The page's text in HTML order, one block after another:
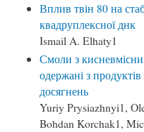
Вплив твін 80 на
квадруплексної днк
Ismail A. Elhaty1
Смоли з
одержані з
досягнень
Yuriy Prysiazhnyi1,
Bohdan Korchak1,